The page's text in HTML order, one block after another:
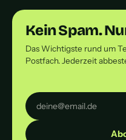
Kein Spam.
Das Wichtigste rund um
Postfach. Jederzeit